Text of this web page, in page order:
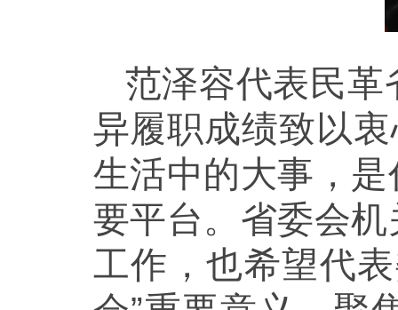
范泽容代表民
异履职成绩致以
生活中的大事，
要平台。省委会
工作，也希望代